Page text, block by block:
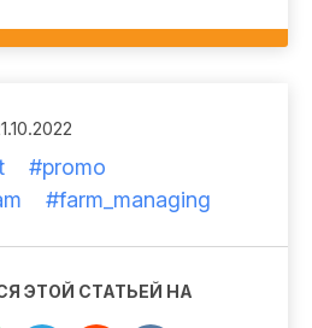
#promo
#farm_managing
ЭТОЙ СТАТЬЕЙ НА